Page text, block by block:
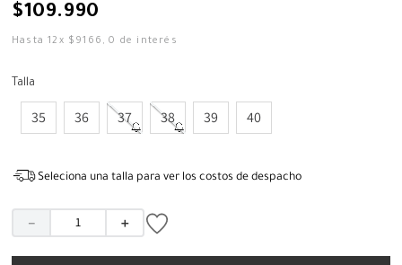
$109.990
Hasta12 x $ 9166 ,0 de interés
Talla
35 36 37 38 39 40
Seleciona una talla para ver los costos de despacho
＋
－